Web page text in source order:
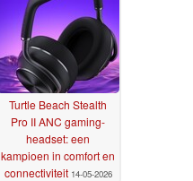
Turtle Beach Stealth
Pro II ANC gaming-
headset: een
kampioen in comfort en
connectiviteit 14-05-2026